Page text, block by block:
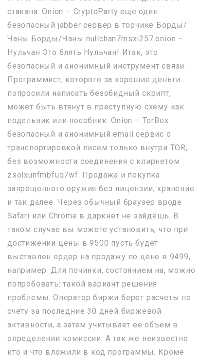
стакана. Onion – CryptoParty еще один
безопасный jabber сервер в торчике Борды/
Чаны Борды/Чаны nullchan7msxi257.onion –
Нульчан Это блять Нульчан! Итак, это
безопасный и анонимный инструмент связи.
Программист, которого за хорошие деньги
попросили написать безобидный скрипт,
может быть втянут в преступную схему как
подельник или пособник. Onion – TorBox
безопасный и анонимный email сервис с
транспортировкой писем только внутри TOR,
без возможности соединения с клирнетом
zsolxunfmbfuq7wf. Продажа и покупка
запрещенного оружия без лицензии, хранение
и так далее. Через обычный браузер вроде
Safari или Chrome в даркнет не зайдёшь. В
таком случае вы можете установить, что при
достижении цены в 9500 пусть будет
выставлен ордер на продажу по цене в 9499,
например. Для починки, состоянием на, можно
попробовать: такой вариант решения
проблемы. Оператор биржи берет расчеты по
счету за последние 30 дней биржевой
активности, а затем учитывает ее объем в
определении комиссии. А так же неизвестно
кто и что вложили в код программы. Кроме